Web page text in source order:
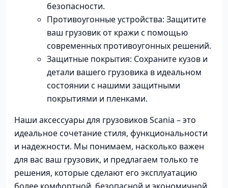
безопасности.
Противоугонные устройства: Защитите
ваш грузовик от кражи с помощью
современных противоугонных решений.
Защитные покрытия: Сохраните кузов и
детали вашего грузовика в идеальном
состоянии с нашими защитными
покрытиями и пленками.
Наши аксессуары для грузовиков Scania – это
идеальное сочетание стиля, функциональности
и надежности. Мы понимаем, насколько важен
для вас ваш грузовик, и предлагаем только те
решения, которые сделают его эксплуатацию